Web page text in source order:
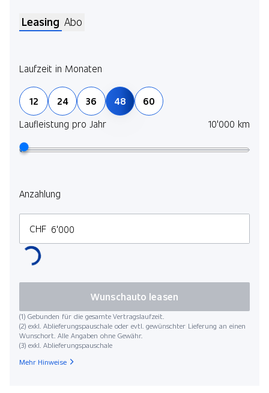
Leasing Abo
Laufzeit in Monaten
12 24 36 48
60
Laufleistung pro Jahr
10'000 km
Anzahlung
CHF
(1) Gebunden für die gesamte Vertragslaufzeit.
(2) exkl. Ablieferungspauschale oder evtl. gewünschter Lieferung an einen
Wunschort. Alle Angaben ohne Gewähr.
(3) exkl. Ablieferungspauschale
Wunschauto leasen
Mehr Hinweise